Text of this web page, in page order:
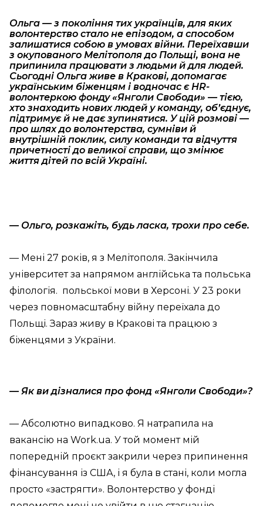
Ольга — з покоління тих українців, для яких
волонтерство стало не епізодом, а способом
залишатися собою в умовах війни. Переїхавши
з окупованого Мелітополя до Польщі, вона не
припинила працювати з людьми й для людей.
Сьогодні Ольга живе в Кракові, допомагає
українським біженцям і водночас є HR-
волонтеркою фонду «Янголи Свободи» — тією,
хто знаходить нових людей у команду, об’єднує,
підтримує й не дає зупинятися. У цій розмові —
про шлях до волонтерства, сумніви й
внутрішній поклик, силу команди та відчуття
причетності до великої справи, що змінює
життя дітей по всій Україні.
— Ольго, розкажіть, будь ласка, трохи про себе.
— Мені 27 років, я з Мелітополя. Закінчила
університет за напрямом англійська та польська
філологія. польської мови в Херсоні. У 23 роки
через повномасштабну війну переїхала до
Польщі. Зараз живу в Кракові та працюю з
біженцями з України.
— Як ви дізналися про фонд «Янголи Свободи»?
— Абсолютно випадково. Я натрапила на
вакансію на Work.ua. У той момент мій
попередній проєкт закрили через припинення
фінансування із США, і я була в стані, коли могла
просто «застрягти». Волонтерство у фонді